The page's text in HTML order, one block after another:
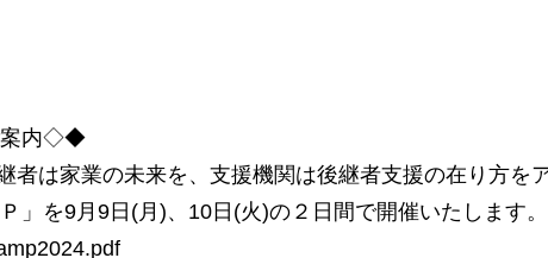
案内◇◆
者は家業の未来を、支援機関は後継者支援の在り方を
」を9月9日(月)、10日(火)の２日間で開催いたします。